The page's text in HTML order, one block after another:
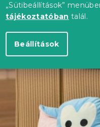
„Sütibeállítások”
tájékoztatóban talál.
Beállítások